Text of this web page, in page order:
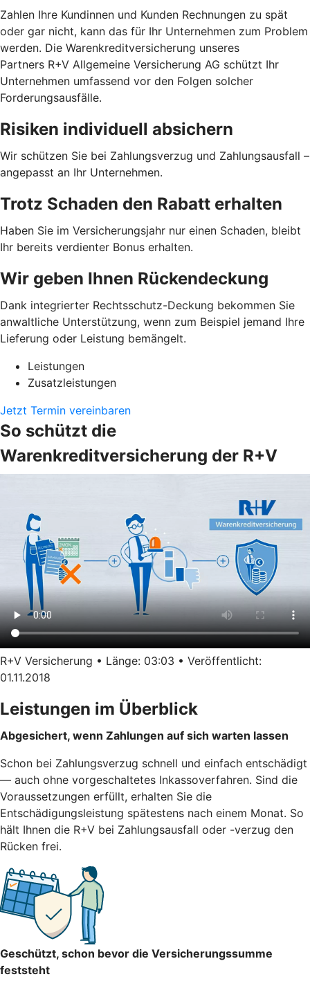
Zahlen Ihre Kundinnen und Kunden Rechnungen zu spät
oder gar nicht, kann das für Ihr Unternehmen zum Problem
werden. Die Warenkreditversicherung unseres
Partners R+V Allgemeine Versicherung AG schützt Ihr
Unternehmen umfassend vor den Folgen solcher
Forderungsausfälle.
Risiken individuell absichern
Wir schützen Sie bei Zahlungsverzug und Zahlungsausfall –
angepasst an Ihr Unternehmen.
Trotz Schaden den Rabatt erhalten
Haben Sie im Versicherungsjahr nur einen Schaden, bleibt
Ihr bereits verdienter Bonus erhalten.
Wir geben Ihnen Rückendeckung
Dank integrierter Rechtsschutz-Deckung bekommen Sie
anwaltliche Unterstützung, wenn zum Beispiel jemand Ihre
Lieferung oder Leistung bemängelt.
Leistungen
Zusatzleistungen
Jetzt Termin vereinbaren
So schützt die
Warenkreditversicherung der R+V
R+V Versicherung • Länge: 03:03 • Veröffentlicht:
01.11.2018
Leistungen im Überblick
Abgesichert, wenn Zahlungen auf sich warten lassen
Schon bei Zahlungsverzug schnell und einfach entschädigt
— auch ohne vorgeschaltetes Inkassoverfahren. Sind die
Voraussetzungen erfüllt, erhalten Sie die
Entschädigungsleistung spätestens nach einem Monat. So
hält Ihnen die R+V bei Zahlungsausfall oder -verzug den
Rücken frei.
Geschützt, schon bevor die Versicherungssumme
feststeht